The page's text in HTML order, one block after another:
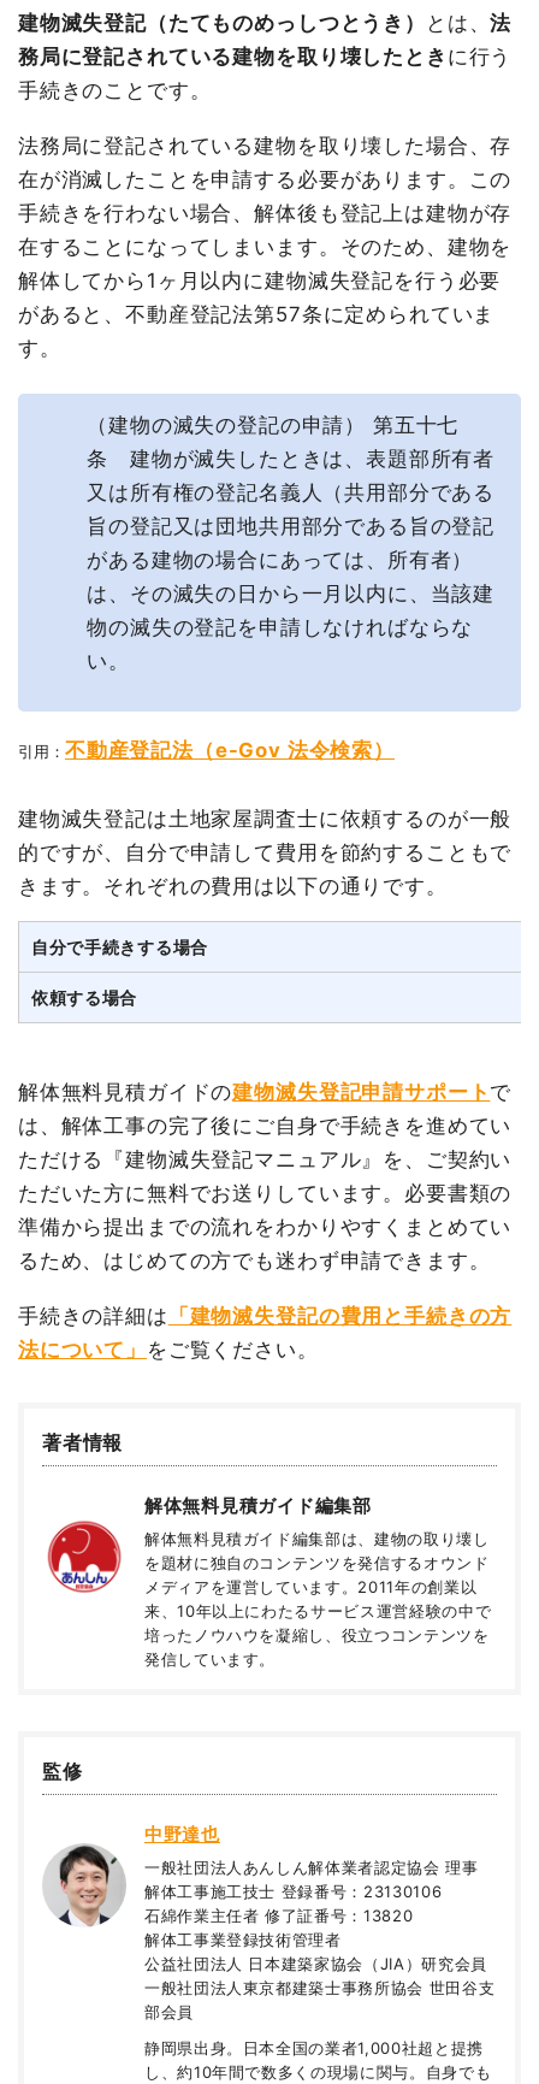
建物滅失登記（たてものめっしつとうき） とは、法
務局に登記されている建物を取り壊したとき に行う
手続きのことです。
法務局に登記されている建物を取り壊した場合、存
在が消滅したことを申請する必要があります。この
手続きを行わない場合、解体後も登記上は建物が存
在することになってしまいます。そのため、建物を
解体してから1ヶ月以内に建物滅失登記を行う必要
があると、不動産登記法第57条に定められていま
す。
（建物の滅失の登記の申請） 第五十七
条 建物が滅失したときは、表題部所有者
又は所有権の登記名義人（共用部分である
旨の登記又は団地共用部分である旨の登記
がある建物の場合にあっては、所有者）
は、その滅失の日から一月以内に、当該建
物の滅失の登記を申請しなければならな
い。
引用： 不動産登記法（e-Gov 法令検索）
建物滅失登記は土地家屋調査士に依頼するのが一般
的ですが、自分で申請して費用を節約することもで
きます。それぞれの費用は以下の通りです。
自分で手続きする場合
依頼する場合
解体無料見積ガイドの建物滅失登記申請サポート で
は、解体工事の完了後にご自身で手続きを進めてい
ただける『建物滅失登記マニュアル』を、ご契約い
ただいた方に無料でお送りしています。必要書類の
準備から提出までの流れをわかりやすくまとめてい
るため、はじめての方でも迷わず申請できます。
手続きの詳細は 「建物滅失登記の費用と手続きの方
法について」 をご覧ください。
著者情報
解体無料見積ガイド編集部
解体無料見積ガイド編集部は、建物の取り壊し
を題材に独自のコンテンツを発信するオウンド
メディアを運営しています。2011年の創業以
来、10年以上にわたるサービス運営経験の中で
培ったノウハウを凝縮し、役立つコンテンツを
発信しています。
監修
中野達也
一般社団法人あんしん解体業者認定協会 理事
解体工事施工技士 登録番号：23130106
石綿作業主任者 修了証番号：13820
解体工事業登録技術管理者
公益社団法人 日本建築家協会（JIA）研究会員
一般社団法人東京都建築士事務所協会 世田谷支
部会員
静岡県出身。日本全国の業者1,000社超と提携
し、約10年間で数多くの現場に関与。自身でも